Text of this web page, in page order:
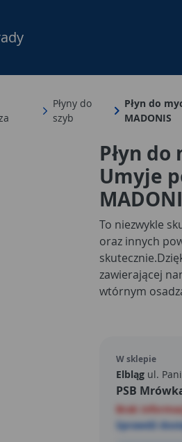
Menu
Płyny do
szyb
Płyn do
MADONIS
Płyn
Umyje
To niezwykle
oraz innych
skutecznie.
zawierającej
wtórnym
W sklepie
Elbląg ul.
PSB
Brak
Sprawdź